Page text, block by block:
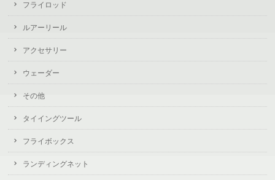
フライロッド
ルアーリール
アクセサリー
ウェーダー
その他
タイイングツール
フライボックス
ランディングネット